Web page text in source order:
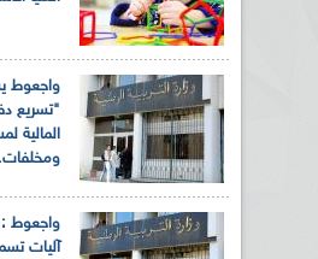
واجعوط
"تسريع
المالية
واجعوط :
آليات